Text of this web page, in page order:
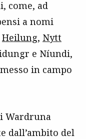
come, ad
a nomi
Heilung, Nytt
e Níundi,
in campo
Wardruna
dall’ambito del